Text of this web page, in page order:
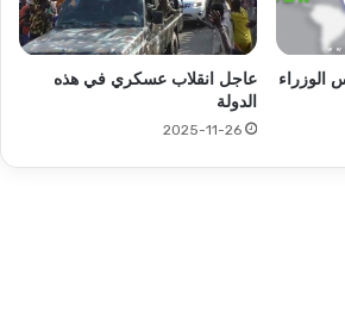
عاجل انقلاب عسكري في هذه
الدولة
2025-11-26